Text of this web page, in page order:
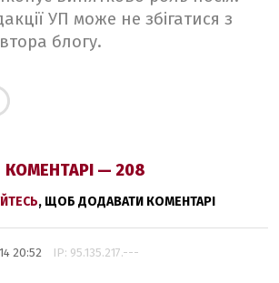
УП може не збігатися з
блогу.
КОМЕНТАРІ — 208
, ЩОБ ДОДАВАТИ КОМЕНТАРІ
20:52 IP: 95.135.217.---